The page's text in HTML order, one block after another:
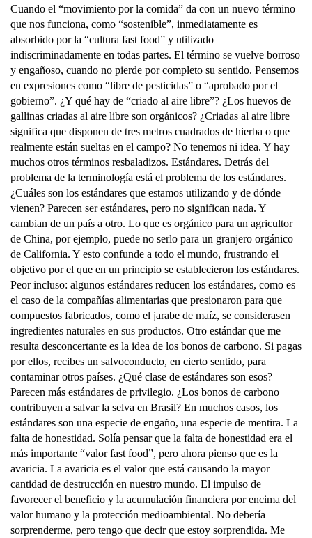
Cuando el “movimiento por la comida” da con un nuevo término
que nos funciona, como “sostenible”, inmediatamente es
absorbido por la “cultura fast food” y utilizado
indiscriminadamente en todas partes. El término se vuelve borroso
y engañoso, cuando no pierde por completo su sentido. Pensemos
en expresiones como “libre de pesticidas” o “aprobado por el
gobierno”. ¿Y qué hay de “criado al aire libre”? ¿Los huevos de
gallinas criadas al aire libre son orgánicos? ¿Criadas al aire libre
significa que disponen de tres metros cuadrados de hierba o que
realmente están sueltas en el campo? No tenemos ni idea. Y hay
muchos otros términos resbaladizos. Estándares. Detrás del
problema de la terminología está el problema de los estándares.
¿Cuáles son los estándares que estamos utilizando y de dónde
vienen? Parecen ser estándares, pero no significan nada. Y
cambian de un país a otro. Lo que es orgánico para un agricultor
de China, por ejemplo, puede no serlo para un granjero orgánico
de California. Y esto confunde a todo el mundo, frustrando el
objetivo por el que en un principio se establecieron los estándares.
Peor incluso: algunos estándares reducen los estándares, como es
el caso de la compañías alimentarias que presionaron para que
compuestos fabricados, como el jarabe de maíz, se considerasen
ingredientes naturales en sus productos. Otro estándar que me
resulta desconcertante es la idea de los bonos de carbono. Si pagas
por ellos, recibes un salvoconducto, en cierto sentido, para
contaminar otros países. ¿Qué clase de estándares son esos?
Parecen más estándares de privilegio. ¿Los bonos de carbono
contribuyen a salvar la selva en Brasil? En muchos casos, los
estándares son una especie de engaño, una especie de mentira. La
falta de honestidad. Solía pensar que la falta de honestidad era el
más importante “valor fast food”, pero ahora pienso que es la
avaricia. La avaricia es el valor que está causando la mayor
cantidad de destrucción en nuestro mundo. El impulso de
favorecer el beneficio y la acumulación financiera por encima del
valor humano y la protección medioambiental. No debería
sorprenderme, pero tengo que decir que estoy sorprendida. Me